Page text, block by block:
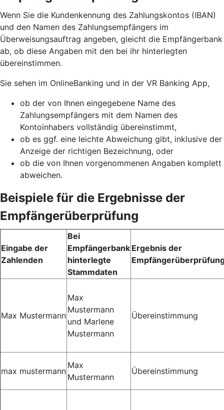
Wenn Sie die Kundenkennung des Zahlungskontos (IBAN)
und den Namen des Zahlungsempfängers im
Überweisungsauftrag angeben, gleicht die Empfängerbank
ab, ob diese Angaben mit den bei ihr hinterlegten
übereinstimmen.
Sie sehen im OnlineBanking und in der VR Banking App,
ob der von Ihnen eingegebene Name des
Zahlungsempfängers mit dem Namen des
Kontoinhabers vollständig übereinstimmt,
ob es ggf. eine leichte Abweichung gibt, inklusive der
Anzeige der richtigen Bezeichnung, oder
ob die von Ihnen vorgenommenen Angaben komplett
abweichen.
Beispiele für die Ergebnisse der
Empfängerüberprüfung
Eingabe der
Zahlenden
Bei
Empfängerbank
hinterlegte
Stammdaten
Ergebnis der
Max Mustermann
Max
Mustermann
und Marlene
Mustermann
Übereinstimmung
max mustermann
Max
Mustermann
Übereinstimmung